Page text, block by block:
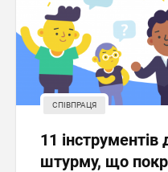
СПІВПРАЦЯ
11
штурму, що